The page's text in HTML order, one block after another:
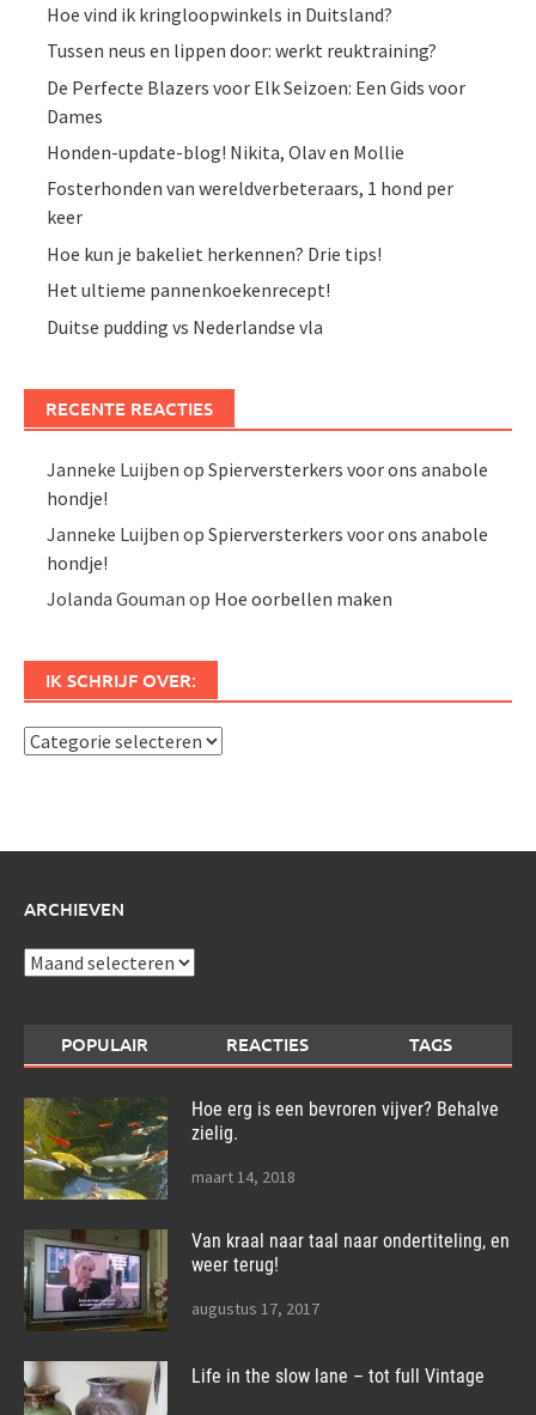
Hoe vind ik kringloopwinkels in Duitsland?
Tussen neus en lippen door: werkt reuktraining?
De Perfecte Blazers voor Elk Seizoen: Een Gids voor
Dames
Honden-update-blog! Nikita, Olav en Mollie
Fosterhonden van wereldverbeteraars, 1 hond per
keer
Hoe kun je bakeliet herkennen? Drie tips!
Het ultieme pannenkoekenrecept!
Duitse pudding vs Nederlandse vla
RECENTE REACTIES
Janneke Luijben opSpierversterkers voor ons anabole
hondje!
Janneke Luijben opSpierversterkers voor ons anabole
hondje!
Jolanda Gouman op Hoe oorbellen maken
IK SCHRIJF OVER:
Ik
ARCHIEVEN
Archieven
POPULAIR REACTIES TAGS
Hoe erg is een bevroren vijver? Behalve
zielig.
maart 14, 2018
Van kraal naar taal naar ondertiteling, en
weer terug!
augustus 17, 2017
Life in the slow lane – tot full Vintage